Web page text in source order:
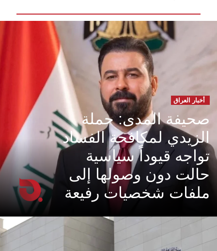
أخبار العراق
صحيفة المدى: حملة
الزيدي لمكافحة الفساد
تواجه قيوداً سياسية
حالت دون وصولها إلى
ملفات شخصيات رفيعة